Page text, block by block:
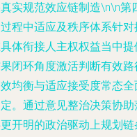
实规范效应链制造\n\n第
程中适应及秩序体系针
体衔接人主权权益当中
闭环角度激活判断有效
均衡与适应接受度常态
。通过意见整治决策协
开明的政治驱动上规划